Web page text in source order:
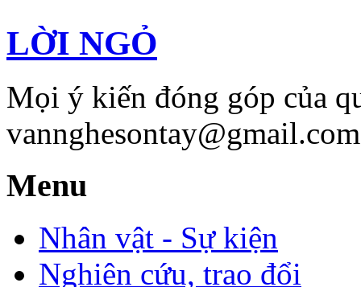
LỜI NGỎ
Mọi ý kiến đóng góp của
Menu
Nhân vật - Sự kiện
Nghiên cứu, trao đổi